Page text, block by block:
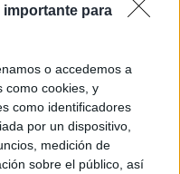
para
o accedemos a
como cookies, y
como identificadores
por un dispositivo,
medición de
sobre el público, así